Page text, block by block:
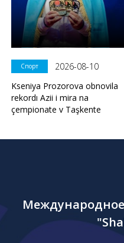
Спорт
2026-08-10
Kseniya Prozorova obnovila
rekordı Azii i mira na
çempionate v Taşkente